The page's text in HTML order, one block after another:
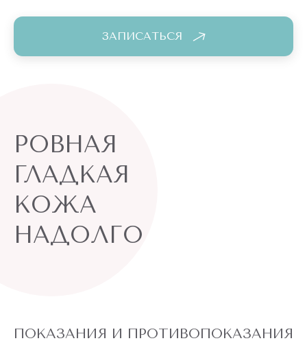
ЗАПИСАТЬСЯ
РОВНАЯ
ГЛАДКАЯ
КОЖА
НАДОЛГО
ПОКАЗАНИЯ И ПРОТИВОПОКАЗАНИЯ